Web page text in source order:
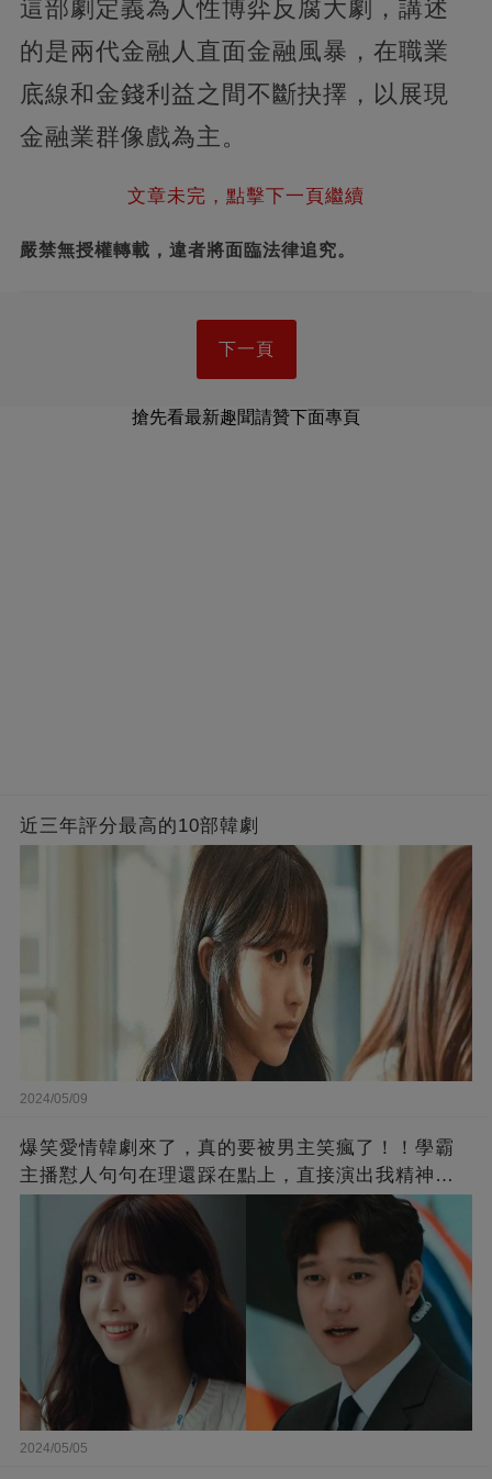
這部劇定義為人性博弈反腐大劇，講述
的是兩代金融人直面金融風暴，在職業
底線和金錢利益之間不斷抉擇，以展現
金融業群像戲為主。
文章未完，點擊下一頁繼續
嚴禁無授權轉載，違者將面臨法律追究。
下一頁
搶先看最新趣聞請贊下面專頁
近三年評分最高的10部韓劇
2024/05/09
爆笑愛情韓劇來了，真的要被男主笑瘋了！！學霸
主播懟人句句在理還踩在點上，直接演出我精神世
界的嘴替！
2024/05/05